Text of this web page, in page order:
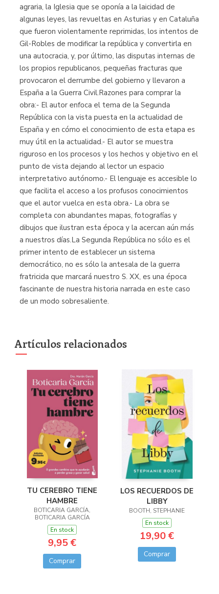
agraria, la Iglesia que se oponía a la laicidad de
algunas leyes, las revueltas en Asturias y en Cataluña
que fueron violentamente reprimidas, los intentos de
Gil-Robles de modificar la república y convertirla en
una autocracia, y, por último, las disputas internas de
los propios republicanos, pequeñas fracturas que
provocaron el derrumbe del gobierno y llevaron a
España a la Guerra Civil.Razones para comprar la
obra:- El autor enfoca el tema de la Segunda
República con la vista puesta en la actualidad de
España y en cómo el conocimiento de esta etapa es
muy útil en la actualidad.- El autor se muestra
riguroso en los procesos y los hechos y objetivo en el
punto de vista dejando al lector un espacio
interpretativo autónomo.- El lenguaje es accesible lo
que facilita el acceso a los profusos conocimientos
que el autor vuelca en esta obra.- La obra se
completa con abundantes mapas, fotografías y
dibujos que ilustran esta época y la acercan aún más
a nuestros días.La Segunda República no sólo es el
primer intento de establecer un sistema
democrático, no es sólo la antesala de la guerra
fratricida que marcará nuestro S. XX, es una época
fascinante de nuestra historia narrada en este caso
de un modo sobresaliente.
Artículos relacionados
TU CEREBRO TIENE
HAMBRE
BOTICARIA GARCÍA,
BOTICARIA GARCÍA
En stock
9,95 €
Comprar
LOS RECUERDOS DE
LIBBY
BOOTH, STEPHANIE
En stock
19,90 €
Comprar